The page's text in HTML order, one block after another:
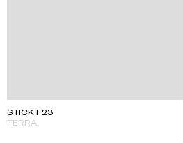
STICK F23
TERRA